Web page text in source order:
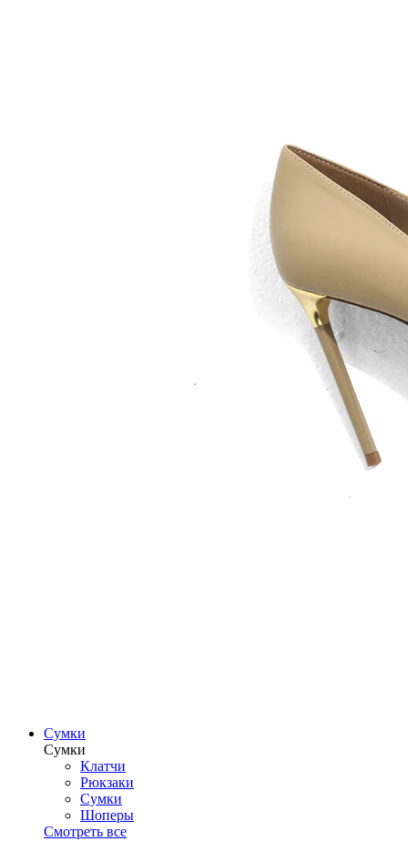
Сумки
Сумки
Клатчи
Рюкзаки
Сумки
Шоперы
Смотреть все